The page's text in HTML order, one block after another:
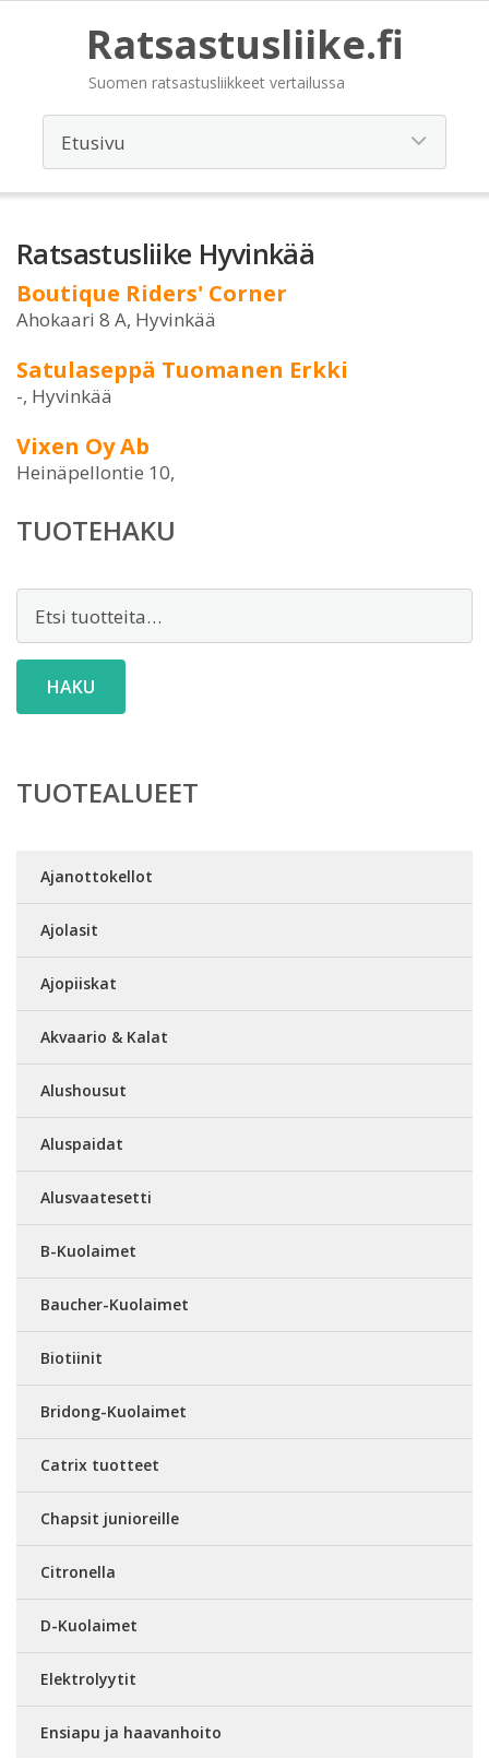
Ratsastusliike.fi
Suomen ratsastusliikkeet vertailussa
Ratsastusliike Hyvinkää
Boutique Riders' Corner
Ahokaari 8 A, Hyvinkää
Satulaseppä Tuomanen Erkki
-, Hyvinkää
Vixen Oy Ab
Heinäpellontie 10,
TUOTEHAKU
HAKU
TUOTEALUEET
Ajanottokellot
Ajolasit
Ajopiiskat
Akvaario & Kalat
Alushousut
Aluspaidat
Alusvaatesetti
B-Kuolaimet
Baucher-Kuolaimet
Biotiinit
Bridong-Kuolaimet
Catrix tuotteet
Chapsit junioreille
Citronella
D-Kuolaimet
Elektrolyytit
Ensiapu ja haavanhoito